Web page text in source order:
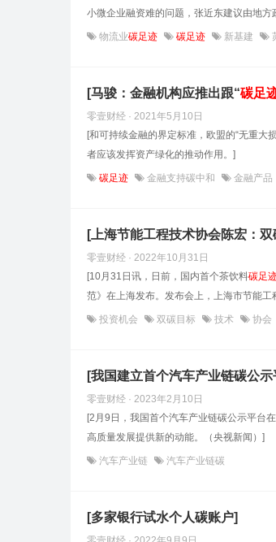
小微企业融资难的问题，张近东建议由地方
物流业碳足迹 碳足迹 新基建
[马骏：金融机构应推出跟“碳足
零壹财经 · 2021年5月10日
[和可持续金融的界定标准，欧盟的“无重大
者应该发挥资产绿化的推动作用。]
碳足迹 金融支持碳中和 金融产品
[上海节能工程技术协会陈宏：
零壹财经 · 2022年10月31日
[10月31日讯，日前，国内首个茶饮料碳足
范》在上海发布。发布会上，上海市节能工
投资机会 双碳目标 技术 协会
[我国建立首个汽车产业链碳公示
零壹财经 · 2023年2月10日
[2月9日，我国首个汽车产业链碳公示平台
高质量发展提供新的动能。（央视新闻）]
汽车产业链 汽车产业链碳
[多家银行试水个人碳账户]